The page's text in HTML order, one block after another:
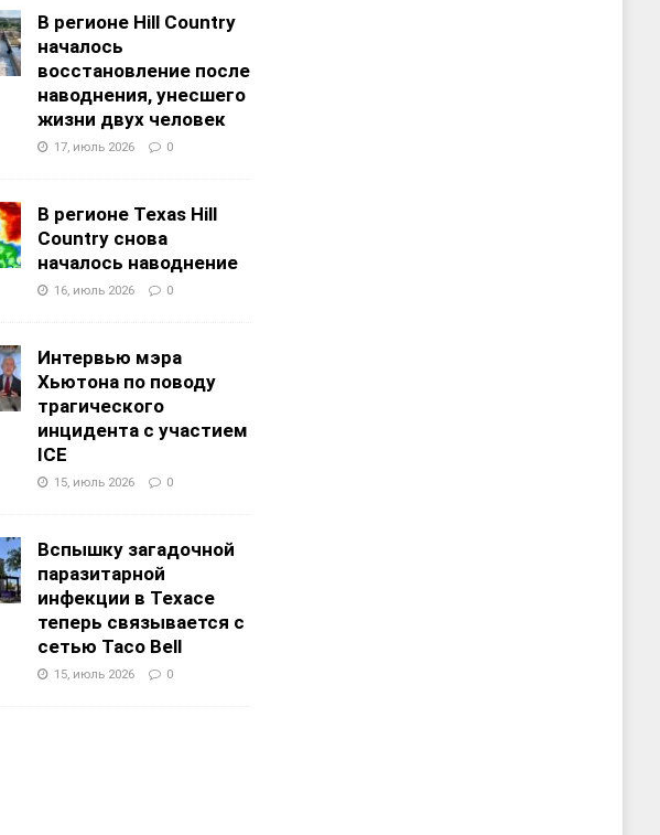
В регионе Hill Country
началось
восстановление после
наводнения, унесшего
жизни двух человек
17, июль 2026 0
В регионе Texas Hill
Country снова
началось наводнение
16, июль 2026 0
Интервью мэра
Хьютона по поводу
трагического
инцидента с участием
ICE
15, июль 2026 0
Вспышку загадочной
паразитарной
инфекции в Техасе
теперь связывается с
сетью Taco Bell
15, июль 2026 0